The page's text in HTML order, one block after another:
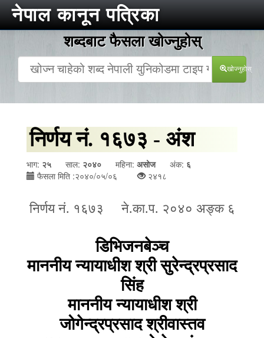
नेपाल कानून पत्रिका
शब्दबाट फैसला खोज्‍नुहोस्
खोज्‍नुहोस्
निर्णय नं. १६७३ - अंश
भाग: २५ साल: २०४० महिना: असोज अंक: ६
फैसला मिति :२०४०/०५/०६
२४१८
निर्णय नं. १६७३ ने.का.प. २०४० अङ्क ६
डिभिजनबेञ्च
माननीय न्यायाधीश श्री सुरेन्द्रप्रसाद
सिंह
माननीय न्यायाधीश श्री
जोगेन्द्रप्रसाद श्रीवास्तव